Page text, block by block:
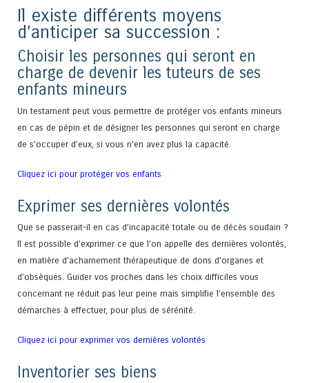
Il existe différents moyens
d’anticiper sa succession :
Choisir les personnes qui seront en
charge de devenir les tuteurs de ses
enfants mineurs
Un testament peut vous permettre de protéger vos enfants mineurs
en cas de pépin et de désigner les personnes qui seront en charge
de s’occuper d’eux, si vous n’en avez plus la capacité.
Cliquez ici pour protéger vos enfants
Exprimer ses dernières volontés
Que se passerait-il en cas d’incapacité totale ou de décès soudain ?
Il est possible d’exprimer ce que l’on appelle des dernières volontés,
en matière d’acharnement thérapeutique de dons d’organes et
d’obsèques. Guider vos proches dans les choix difficiles vous
concernant ne réduit pas leur peine mais simplifie l’ensemble des
démarches à effectuer, pour plus de sérénité.
Cliquez ici pour exprimer vos dernières volontés
Inventorier ses biens